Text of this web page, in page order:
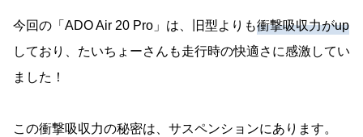
今回の「ADO Air 20 Pro」は、旧型よりも衝撃吸収力がup
しており、たいちょーさんも走行時の快適さに感激してい
ました！
この衝撃吸収力の秘密は、サスペンションにあります。